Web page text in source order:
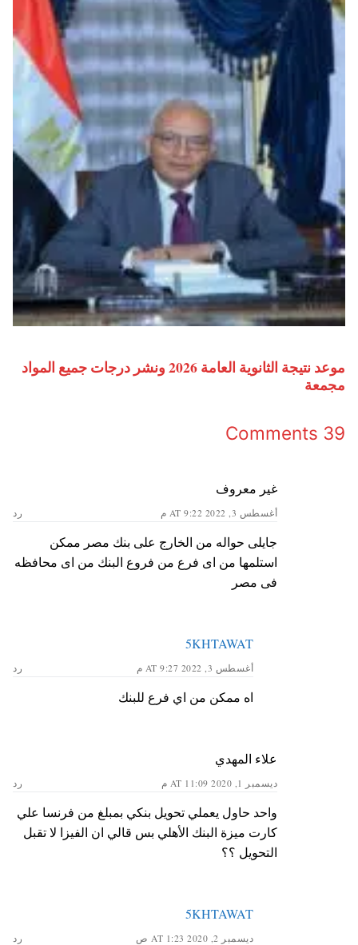
موعد نتيجة الثانوية العامة 2026 ونشر درجات جميع المواد
مجمعة
39 Comments
غير معروف
أغسطس 3, 2022 AT 9:22 م رد
جايلى حواله من الخارج على بنك مصر ممكن
استلمها من اى فرع من فروع البنك من اى محافظه
فى مصر
5KHTAWAT
أغسطس 3, 2022 AT 9:27 م رد
اه ممكن من اي فرع للبنك
علاء المهدي
ديسمبر 1, 2020 AT 11:09 م رد
واحد حاول يعملي تحويل بنكي بمبلغ من فرنسا علي
كارت ميزة البنك الأهلي بس قالي ان الفيزا لا تقبل
التحويل ؟؟
5KHTAWAT
ديسمبر 2, 2020 AT 1:23 ص رد